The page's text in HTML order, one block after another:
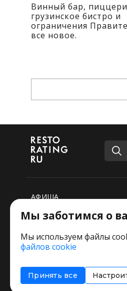
Винный бар,
грузинское бистро и
ограничения
все новое.
АФИША
РЕЙТИНГИ
РЕДАКЦИЯ ШУТИТ
Мы заботимся о
Мы используем файлы
файлов cookie
Принять все